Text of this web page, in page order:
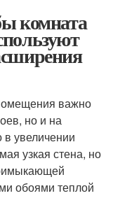
комната
важно
но и на
увеличении
узкая стена, но
обоями теплой